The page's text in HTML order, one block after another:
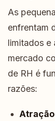
As
enfrentam
limitados e
mercado
de RH é
razões: